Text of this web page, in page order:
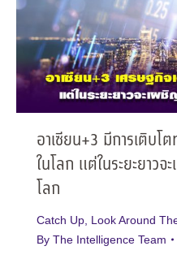
อาเซียน+3 มีการเติบโ
ในโลก แต่ในระยะยาว
โลก
Catch Up Look Around
By The Intelligence Team